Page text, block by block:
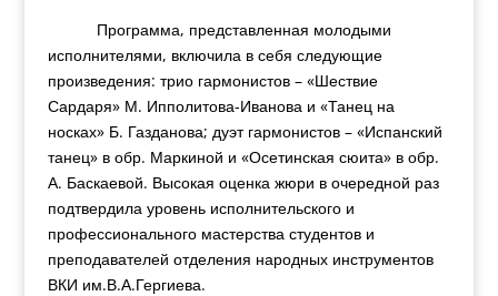
Программа, представленная молодыми
исполнителями, включила в себя следующие
произведения: трио гармонистов – «Шествие
Сардаря» М. Ипполитова-Иванова и «Танец на
носках» Б. Газданова; дуэт гармонистов – «Испанский
танец» в обр. Маркиной и «Осетинская сюита» в обр.
А. Баскаевой. Высокая оценка жюри в очередной раз
подтвердила уровень исполнительского и
профессионального мастерства студентов и
преподавателей отделения народных инструментов
ВКИ им.В.А.Гергиева.